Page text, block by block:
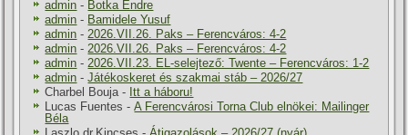
admin - Botka Endre
admin - Bamidele Yusuf
admin - 2026.VII.26. Paks – Ferencváros: 4-2
admin - 2026.VII.26. Paks – Ferencváros: 4-2
admin - 2026.VII.23. EL-selejtező: Twente – Ferencváros: 1-2
admin -Játékoskeret és szakmai stáb – 2026/27
Charbel Bouja - Itt a háboru!
Lucas Fuentes -A Ferencvárosi Torna Club elnökei: Mailinger
Béla